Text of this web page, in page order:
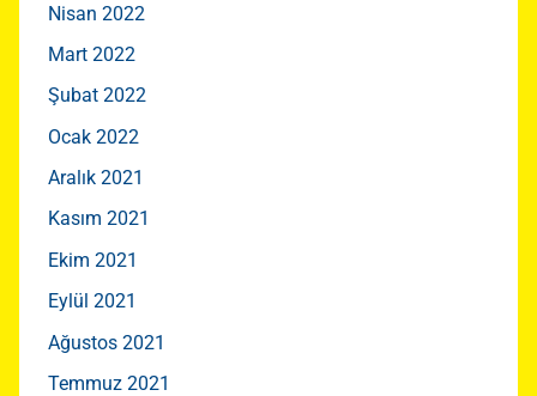
Nisan 2022
Mart 2022
Şubat 2022
Ocak 2022
Aralık 2021
Kasım 2021
Ekim 2021
Eylül 2021
Ağustos 2021
Temmuz 2021